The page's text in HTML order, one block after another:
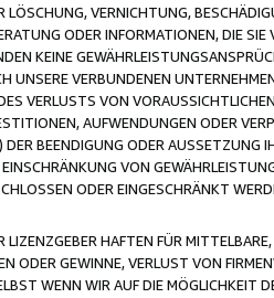
VERNICHTUNG,
ODER INFORMATIONEN, DIE
KEINE
UNSERE VERBUNDENEN
VERLUSTS VON
AUFWENDUNGEN ODER
BEENDIGUNG ODER AUSSETZUNG
VON
ODER EINGESCHRÄNKT
HAFTEN FÜR
ODER GEWINNE, VERLUST VON
WENN WIR AUF DIE MÖGLICHKEIT